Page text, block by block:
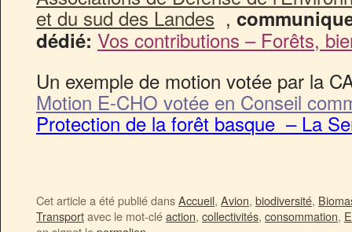
et du sud des Landes ,
dédié: Vos contributions – Forêts,
Un exemple de motion votée par la
Motion E-CHO votée en Conseil
Protection de la forêt basque – La
Cet article a été publié dansAccueil, Avion, biodiversité,
Transportavec le mot-cléaction, collectivités, consommation,